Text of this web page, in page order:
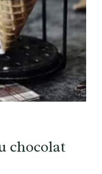
chocolat